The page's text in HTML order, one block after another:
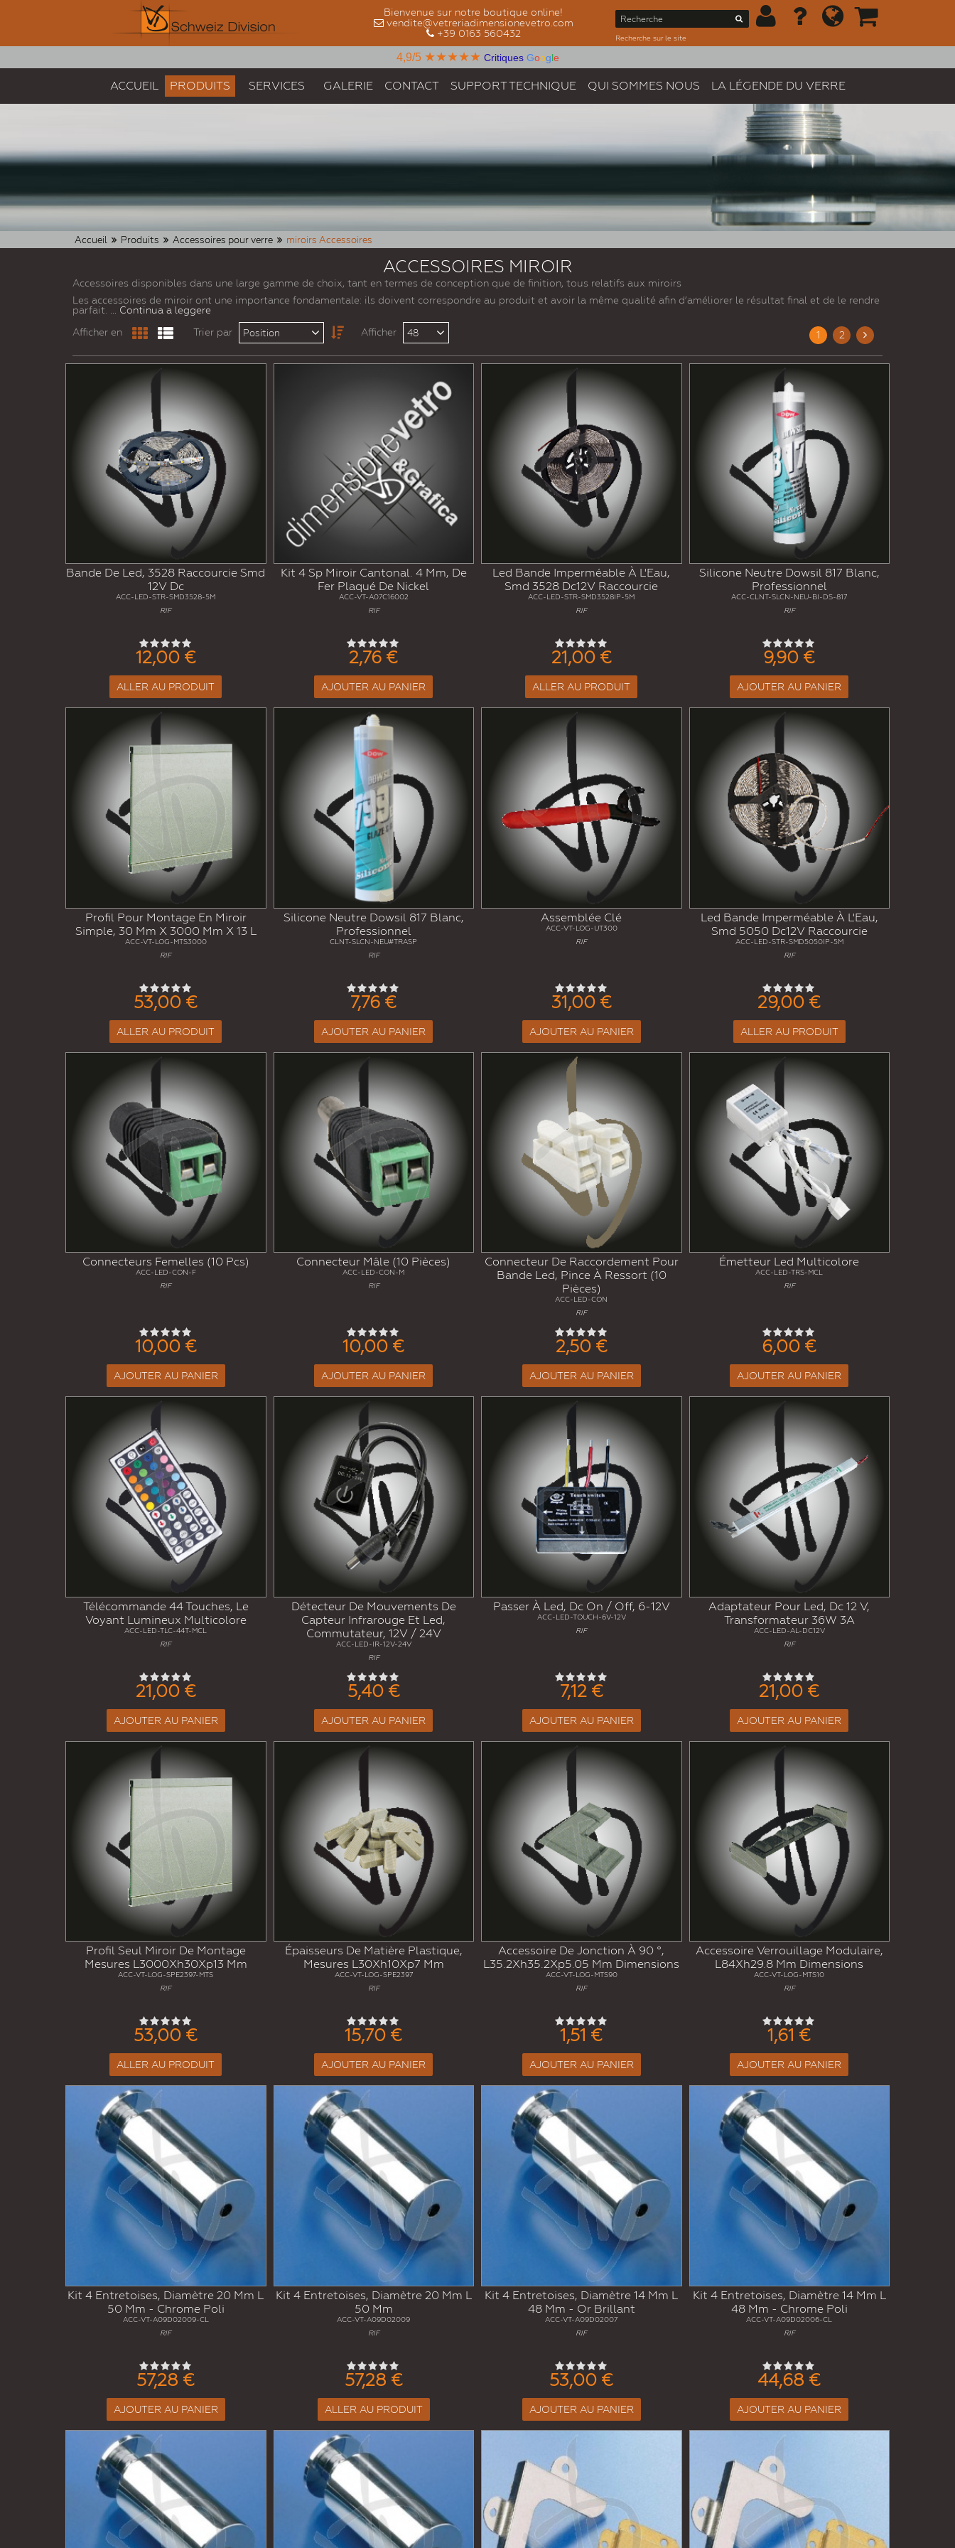
Bienvenue sur notre boutique online!
vendite@vetreriadimensionevetro.com
+39 0163 560432
Recherche sur le site
4,9/5 ★★★★★ Critiques Google
ACCUEIL PRODUITS SERVICES GALERIE CONTACT SUPPORT TECHNIQUE QUI SOMMES NOUS LA LÉGENDE DU VERRE
Accueil Produits Accessoires pour verre miroirs Accessoires
ACCESSOIRES MIROIR
Accessoires disponibles dans une large gamme de choix, tant en termes de conception que de finition, tous relatifs aux miroirs
Les accessoires de miroir ont une importance fondamentale: ils doivent correspondre au produit et avoir la même qualité afin d’améliorer le résultat final et de le rendre
parfait.
... Continua a leggere
Afficher en
Trier par Position Afficher 48 1
2
Bande De Led, 3528 Raccourcie Smd
12V Dc
ACC-LED-STR-SMD3528-5M
RIF
12,00 €
ALLER AU PRODUIT
Kit 4 Sp Miroir Cantonal. 4 Mm, De
Fer Plaqué De Nickel
ACC-VT-A07C16002
RIF
2,76 €
AJOUTER AU PANIER
Led Bande Imperméable À L'Eau,
Smd 3528 Dc12V Raccourcie
ACC-LED-STR-SMD3528IP-5M
RIF
21,00 €
ALLER AU PRODUIT
Silicone Neutre Dowsil 817 Blanc,
Professionnel
ACC-CLNT-SLCN-NEU-BI-DS-817
RIF
9,90 €
AJOUTER AU PANIER
Profil Pour Montage En Miroir
Simple, 30 Mm X 3000 Mm X 13 L
ACC-VT-LOG-MTS3000
RIF
53,00 €
ALLER AU PRODUIT
Silicone Neutre Dowsil 817 Blanc,
Professionnel
CLNT-SLCN-NEU#TRASP
RIF
7,76 €
AJOUTER AU PANIER
Assemblée Clé
ACC-VT-LOG-UT300
RIF
31,00 €
AJOUTER AU PANIER
Led Bande Imperméable À L'Eau,
Smd 5050 Dc12V Raccourcie
ACC-LED-STR-SMD5050IP-5M
RIF
29,00 €
ALLER AU PRODUIT
Connecteurs Femelles (10 Pcs)
ACC-LED-CON-F
RIF
10,00 €
AJOUTER AU PANIER
Connecteur Mâle (10 Pièces)
ACC-LED-CON-M
RIF
10,00 €
AJOUTER AU PANIER
Connecteur De Raccordement Pour
Bande Led, Pince À Ressort (10
Pièces)
ACC-LED-CON
RIF
2,50 €
AJOUTER AU PANIER
Émetteur Led Multicolore
ACC-LED-TRS-MCL
RIF
6,00 €
AJOUTER AU PANIER
Télécommande 44 Touches, Le
Voyant Lumineux Multicolore
ACC-LED-TLC-44T-MCL
RIF
21,00 €
AJOUTER AU PANIER
Détecteur De Mouvements De
Capteur Infrarouge Et Led,
Commutateur, 12V / 24V
ACC-LED-IR-12V-24V
RIF
5,40 €
AJOUTER AU PANIER
Passer À Led, Dc On / Off, 6-12V
ACC-LED-TOUCH-6V-12V
RIF
7,12 €
AJOUTER AU PANIER
Adaptateur Pour Led, Dc 12 V,
Transformateur 36W 3A
ACC-LED-AL-DC12V
RIF
21,00 €
AJOUTER AU PANIER
Profil Seul Miroir De Montage
Mesures L3000Xh30Xp13 Mm
ACC-VT-LOG-SPE2397-MTS
RIF
53,00 €
ALLER AU PRODUIT
Épaisseurs De Matière Plastique,
Mesures L30Xh10Xp7 Mm
ACC-VT-LOG-SPE2397
RIF
15,70 €
AJOUTER AU PANIER
Accessoire De Jonction À 90 °,
L35.2Xh35.2Xp5.05 Mm Dimensions
ACC-VT-LOG-MTS90
RIF
1,51 €
AJOUTER AU PANIER
Accessoire Verrouillage Modulaire,
L84Xh29.8 Mm Dimensions
ACC-VT-LOG-MTS10
RIF
1,61 €
AJOUTER AU PANIER
Kit 4 Entretoises, Diamètre 20 Mm L
50 Mm - Chrome Poli
ACC-VT-A09D02009-CL
RIF
57,28 €
AJOUTER AU PANIER
Kit 4 Entretoises, Diamètre 20 Mm L
50 Mm
ACC-VT-A09D02009
RIF
57,28 €
ALLER AU PRODUIT
Kit 4 Entretoises, Diamètre 14 Mm L
48 Mm - Or Brillant
ACC-VT-A09D02007
RIF
53,00 €
AJOUTER AU PANIER
Kit 4 Entretoises, Diamètre 14 Mm L
48 Mm - Chrome Poli
ACC-VT-A09D02006-CL
RIF
44,68 €
AJOUTER AU PANIER